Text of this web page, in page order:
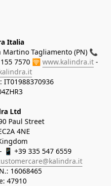
Italia
Martino Tagliamento (PN) 📞
7570 🛜 www.kalindra.it -
IT01988370936
Ltd
Paul Street
4NE
📱 +39 335 547 6559
16068465
47910